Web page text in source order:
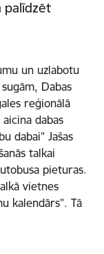
palīdzēt
un uzlabotu
Dabas
reģionālā
dabas
dabai” Jašas
talkai
pieturas.
vietnes
kalendārs”. Tā